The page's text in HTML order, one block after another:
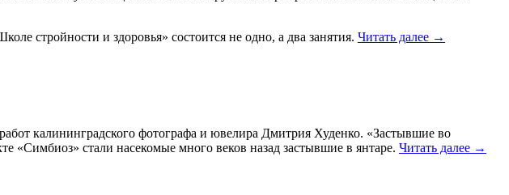
стройности и здоровья» состоится не одно, а два занятия. Читать далее →
калининградского фотографа и ювелира Дмитрия Худенко. «Застывшие во
«Симбиоз» стали насекомые много веков назад застывшие в янтаре. Читать далее →